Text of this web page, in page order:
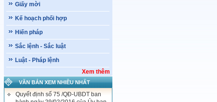
Giấy mời
Kế hoạch phối hợp
Hiến pháp
Sắc lệnh - Sắc luật
Luật - Pháp lệnh
Xem thêm
VĂN BẢN XEM NHIỀU NHẤT
Quyết định số 75 /QĐ-UBDT ban